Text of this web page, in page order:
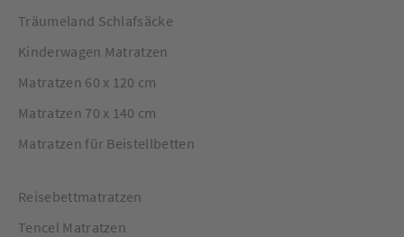
Träumeland Schlafsäcke
Kinderwagen Matratzen
Matratzen 60 x 120 cm
Matratzen 70 x 140 cm
Matratzen für Beistellbetten
Reisebettmatratzen
Tencel Matratzen